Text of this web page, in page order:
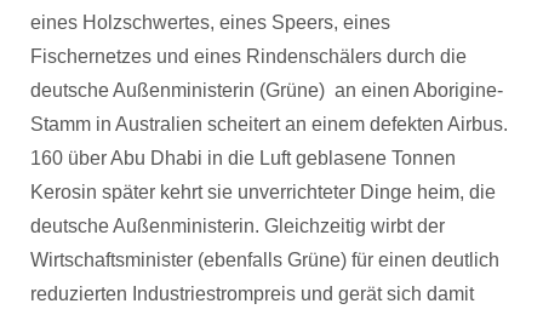
eines Holzschwertes, eines Speers, eines
Fischernetzes und eines Rindenschälers durch die
deutsche Außenministerin (Grüne) an einen Aborigine-
Stamm in Australien scheitert an einem defekten Airbus.
160 über Abu Dhabi in die Luft geblasene Tonnen
Kerosin später kehrt sie unverrichteter Dinge heim, die
deutsche Außenministerin. Gleichzeitig wirbt der
Wirtschaftsminister (ebenfalls Grüne) für einen deutlich
reduzierten Industriestrompreis und gerät sich damit